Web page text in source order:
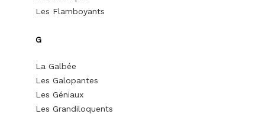
Les Flamboyants
G
La Galbée
Les Galopantes
Les Géniaux
Les Grandiloquents